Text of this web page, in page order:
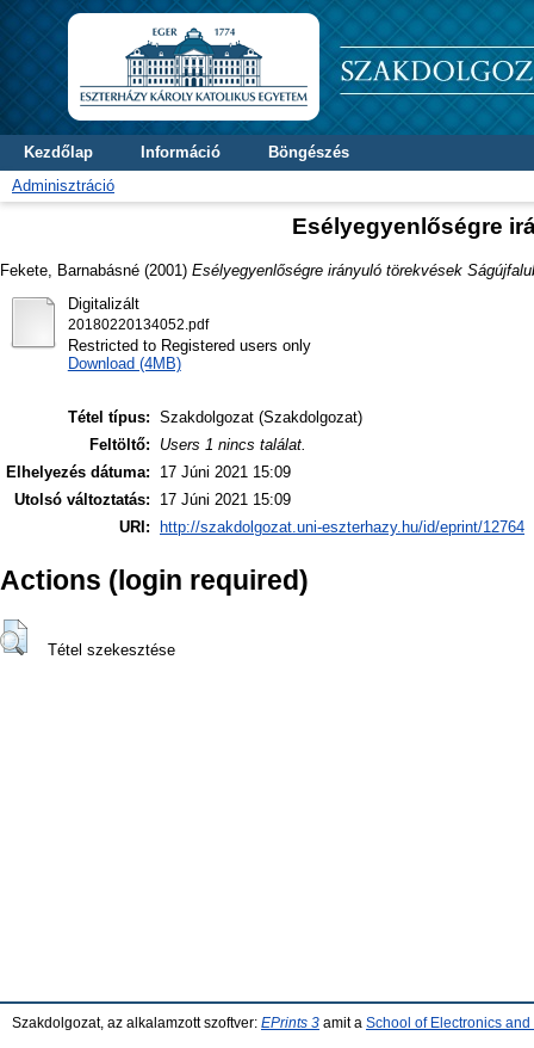
Kezdőlap Információ
Böngészés
Adminisztráció
Esélyegyenlőségre
Fekete, Barnabásné (2001) Esélyegyenlőségre irányuló törekvések
Digitalizált
20180220134052.pdf
Restricted to Registered users only
Download (4MB)
Tétel típus: Szakdolgozat (Szakdolgozat)
Feltöltő:
Users 1 nincs találat.
Elhelyezés dátuma:
17 Júni 2021 15:09
Utolsó változtatás:
17 Júni 2021 15:09
URI:
http://szakdolgozat.uni-eszterhazy.hu/id/eprint/12764
Actions (login required)
Tétel szekesztése
Szakdolgozat, az alkalamzott szoftver: EPrints 3 amit a School of Electronics